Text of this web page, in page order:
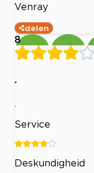
Venray
delen
8
.
.
Service
Deskundigheid